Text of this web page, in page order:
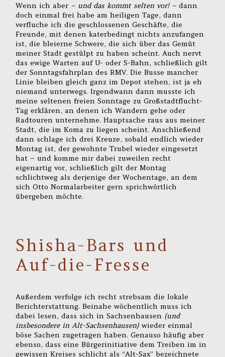
Wenn ich aber – und das kommt selten vor! – dann
doch einmal frei habe am heiligen Tage, dann
verfluche ich die geschlossenen Geschäfte, die
Freunde, mit denen katerbedingt nichts anzufangen
ist, die bleierne Schwere, die sich über das Gemüt
meiner Stadt gestülpt zu haben scheint. Auch nervt
das ewige Warten auf U- oder S-Bahn, schließlich gilt
der Sonntagsfahrplan des RMV. Die Busse mancher
Linie bleiben gleich ganz im Depot stehen, ist ja eh
niemand unterwegs. Irgendwann dann musste ich
meine seltenen freien Sonntage zu Großstadtflucht-
Tag erklären, an denen ich Wandern gehe oder
Radtouren unternehme. Hauptsache raus aus meiner
Stadt, die im Koma zu liegen scheint. Anschließend
dann schlage ich drei Kreuze, sobald endlich wieder
Montag ist, der gewohnte Trubel wieder eingesetzt
hat – und komme mir dabei zuweilen recht
eigenartig vor, schließlich gilt der Montag
schlichtweg als derjenige der Wochentage, an dem
sich Otto Normalarbeiter gern sprichwörtlich
übergeben möchte.
Shisha-Bars und
Auf-die-Fresse
Außerdem verfolge ich recht strebsam die lokale
Berichterstattung. Beinahe wöchentlich muss ich
dabei lesen, dass sich in Sachsenhausen (und
insbesondere in Alt-Sachsenhausen) wieder einmal
böse Sachen zugetragen haben. Genauso häufig aber
ebenso, dass eine Bürgerinitiative dem Treiben im in
gewissen Kreises schlicht als “Alt-Sax” bezeichnete